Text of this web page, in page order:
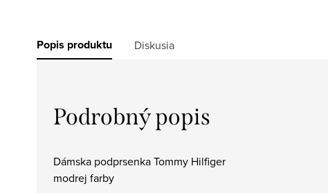
Popis produktu Diskusia
Podrobný popis
Dámska podprsenka Tommy Hilfiger
modrej farby